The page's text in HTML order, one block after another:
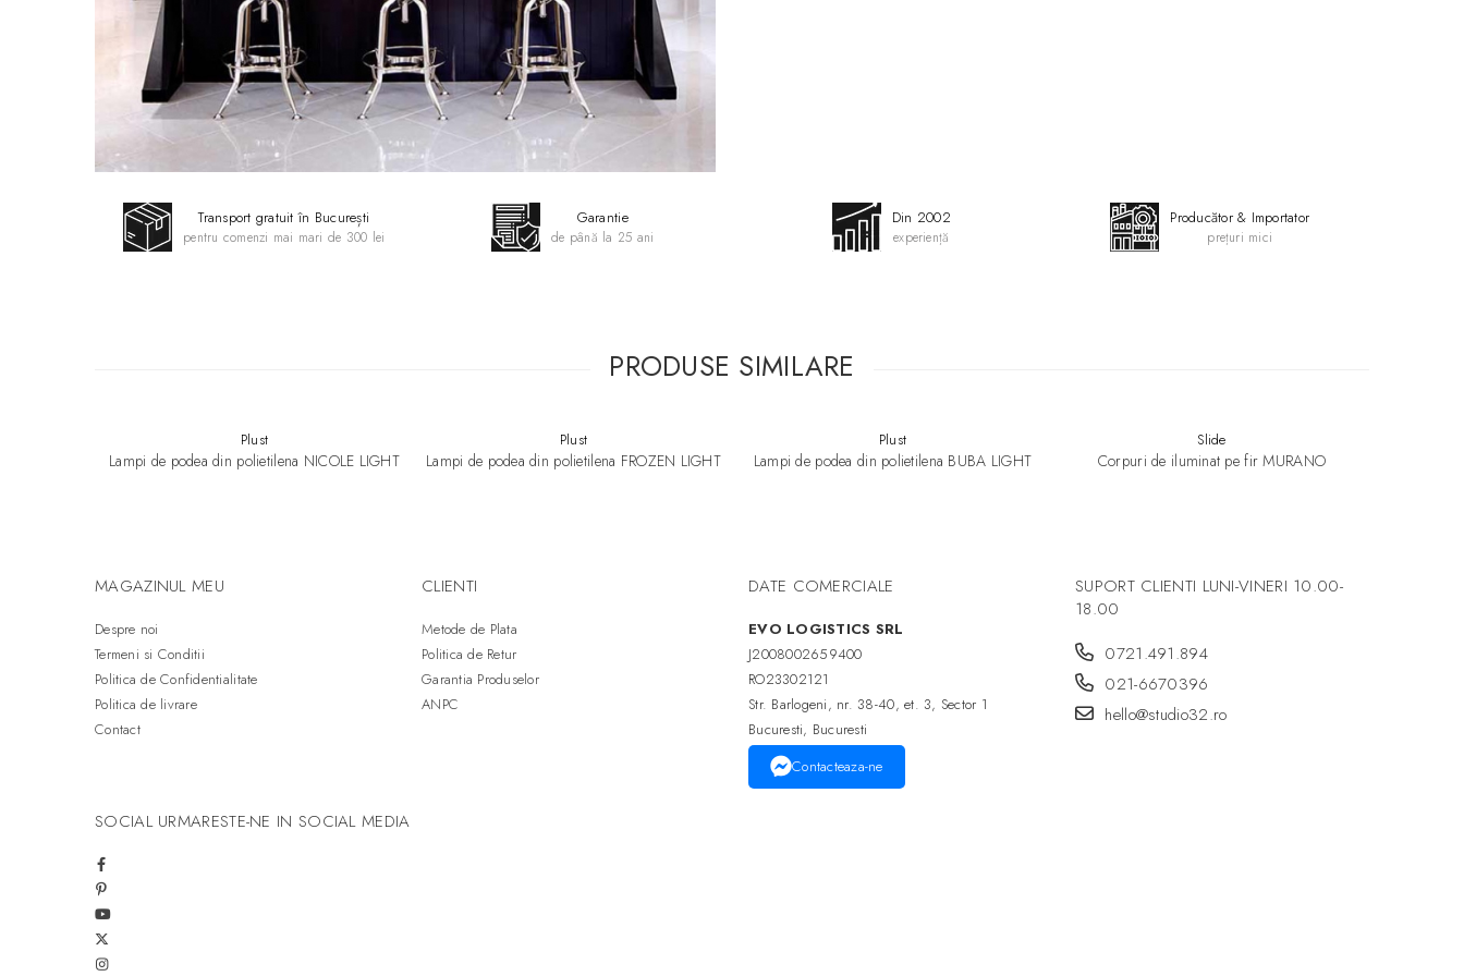
● Culoare: Cromat, Cromat, Argintiu
● Material: Plastic
● Dimensiuni (LxH): 31 x 39 cm
Dimensiuni:
● Diametru: 31 cm
● Inaltime: 39
Transport gratuit în București
pentru comenzi mai mari de 300 lei
Garantie
de până la 25 ani
Din 2002
experiență
Producător & Importator
prețuri mici
PRODUSE SIMILARE
Plust
Lampi de podea din polietilena NICOLE LIGHT
Plust
Lampi de podea din polietilena FROZEN LIGHT
Plust
Lampi de podea din polietilena BUBA LIGHT
Slide
Corpuri de iluminat pe fir MURANO
MAGAZINUL MEU
Despre noi
Termeni si Conditii
Politica de Confidentialitate
Politica de livrare
Contact
CLIENTI
Metode de Plata
Politica de Retur
Garantia Produselor
ANPC
DATE COMERCIALE
EVO LOGISTICS SRL
J2008002659400
RO23302121
Str. Barlogeni, nr. 38-40, et. 3, Sector 1
Bucuresti, Bucuresti
Contacteaza-ne
SUPORT CLIENTI LUNI-VINERI 10.00-
18.00
0721.491.894
021-6670396
hello@studio32.ro
SOCIAL URMARESTE-NE IN SOCIAL MEDIA